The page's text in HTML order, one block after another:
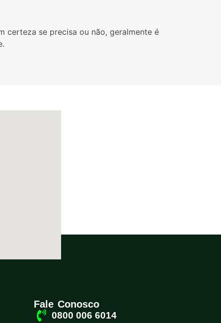
certeza se precisa ou não, geralmente é
Fale Conosco
0800 006 6014